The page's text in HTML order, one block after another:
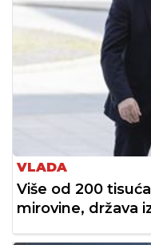
VLADA
Više od 200
mirovine, država